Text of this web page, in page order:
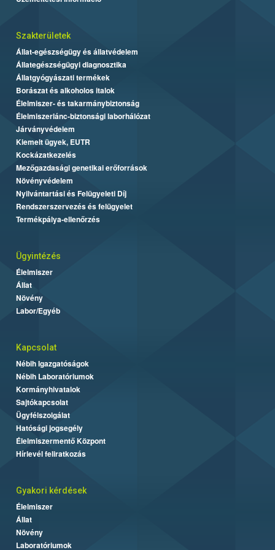
Szakterületek
Állat-egészségügy és állatvédelem
Állategészségügyi diagnosztika
Állatgyógyászati termékek
Borászat és alkoholos italok
Élelmiszer- és takarmánybiztonság
Élelmiszerlánc-biztonsági laborhálózat
Járványvédelem
Kiemelt ügyek, EUTR
Kockázatkezelés
Mezőgazdasági genetikai erőforrások
Növényvédelem
Nyilvántartási és Felügyeleti Díj
Rendszerszervezés és felügyelet
Termékpálya-ellenőrzés
Ügyintézés
Élelmiszer
Állat
Növény
Labor/Egyéb
Kapcsolat
Nébih Igazgatóságok
Nébih Laboratóriumok
Kormányhivatalok
Sajtókapcsolat
Ügyfélszolgálat
Hatósági jogsegély
Élelmiszermentő Központ
Hírlevél feliratkozás
Gyakori kérdések
Élelmiszer
Állat
Növény
Laboratóriumok